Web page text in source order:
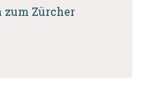
Zürcher